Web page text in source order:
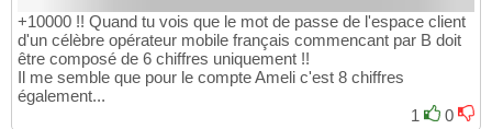
+10000 !! Quand tu vois que le mot de passe de l'espace client
d'un célèbre opérateur mobile français commencant par B doit
être composé de 6 chiffres uniquement !!
Il me semble que pour le compte Ameli c'est 8 chiffres
également...
1
0